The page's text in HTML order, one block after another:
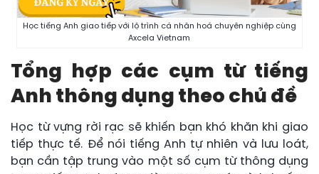
Học tiếng Anh giao tiếp với lộ trình cá nhân hoá chuyên nghiệp cùng
Axcela Vietnam
Tổng hợp các cụm từ tiếng
Anh thông dụng theo chủ đề
Học từ vựng rời rạc sẽ khiến bạn khó khăn khi giao
tiếp thực tế. Để nói tiếng Anh tự nhiên và lưu loát,
bạn cần tập trung vào một số cụm từ thông dụng